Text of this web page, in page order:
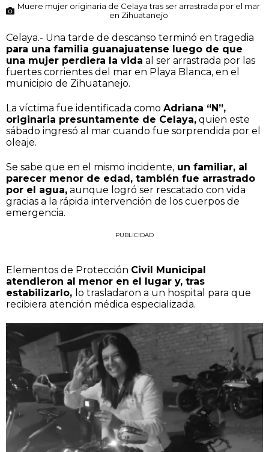
Muere mujer originaria de Celaya tras ser arrastrada por el mar
en Zihuatanejo
Celaya.- Una tarde de descanso terminó en tragedia
para una familia guanajuatense luego de que
una mujer perdiera la vida al ser arrastrada por las
fuertes corrientes del mar en Playa Blanca, en el
municipio de Zihuatanejo.
La víctima fue identificada como Adriana “N”,
originaria presuntamente de Celaya, quien este
sábado ingresó al mar cuando fue sorprendida por el
oleaje.
Se sabe que en el mismo incidente, un familiar, al
parecer menor de edad, también fue arrastrado
por el agua, aunque logró ser rescatado con vida
gracias a la rápida intervención de los cuerpos de
emergencia.
PUBLICIDAD
Elementos de Protección Civil Municipal
atendieron al menor en el lugar y, tras
estabilizarlo, lo trasladaron a un hospital para que
recibiera atención médica especializada.